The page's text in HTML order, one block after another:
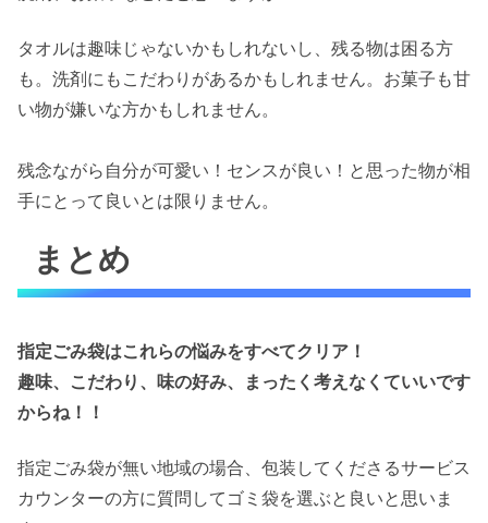
タオルは趣味じゃないかもしれないし、残る物は困る方
も。洗剤にもこだわりがあるかもしれません。お菓子も甘
い物が嫌いな方かもしれません。
残念ながら自分が可愛い！センスが良い！と思った物が相
手にとって良いとは限りません。
まとめ
指定ごみ袋はこれらの悩みをすべてクリア！
趣味、こだわり、味の好み、まったく考えなくていいです
からね！！
指定ごみ袋が無い地域の場合、包装してくださるサービス
カウンターの方に質問してゴミ袋を選ぶと良いと思いま